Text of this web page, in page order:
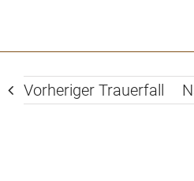
Vorheriger Trauerfall